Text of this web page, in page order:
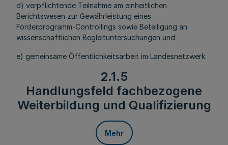
d) verpflichtende Teilnahme am einheitlichen
Berichtswesen zur Gewährleistung eines
Förderprogramm-Controllings sowie Beteiligung an
wissenschaftlichen Begleituntersuchungen und
e) gemeinsame Öffentlichkeitsarbeit im Landesnetzwerk.
2.1.5
Handlungsfeld fachbezogene
Weiterbildung und Qualifizierung
Mehr